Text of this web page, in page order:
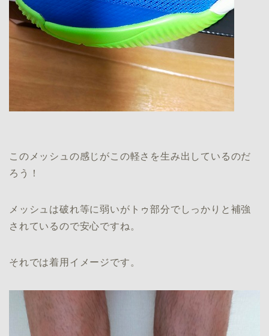
このメッシュの感じがこの軽さを生み出しているのだ
ろう！
メッシュは破れ等に弱いがトゥ部分でしっかりと補強
されているので安心ですね。
それでは着用イメージです。